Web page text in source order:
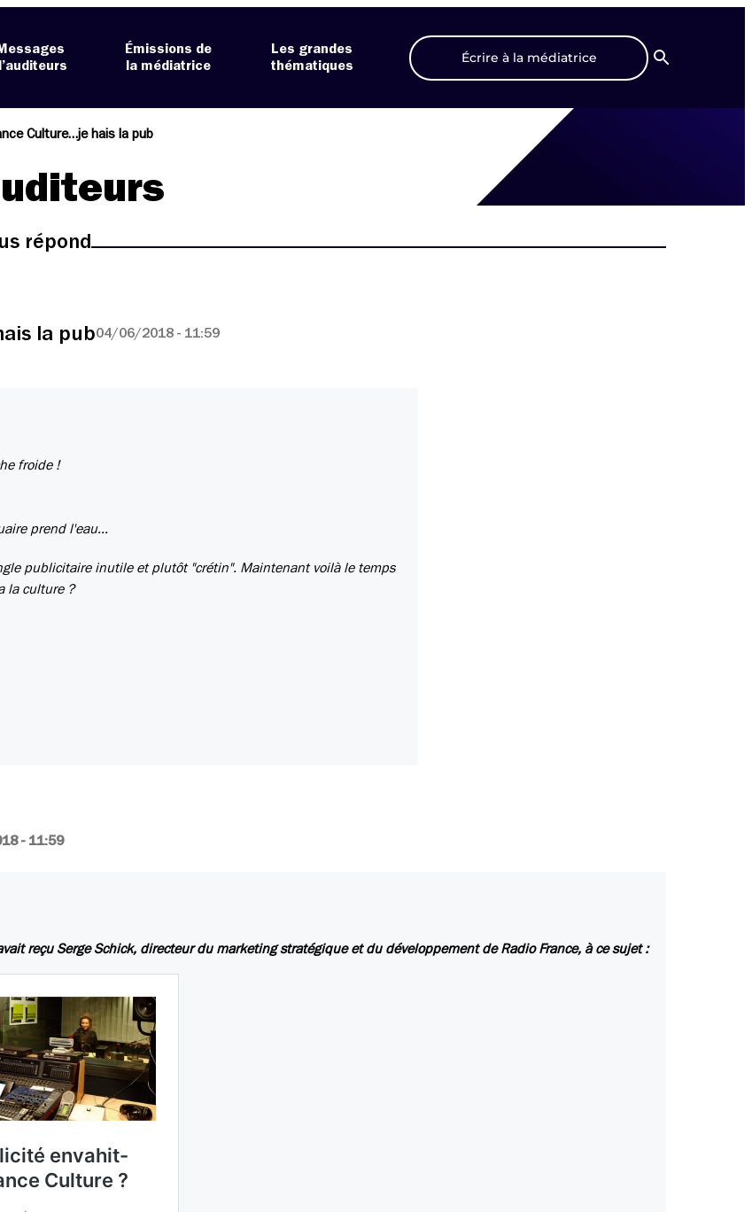
Émissions de
la médiatrice
Les grandes
thématiques
Écrire à la médiatrice
Recherche
Culture…je hais la pub
répond
la pub04/06/2018 - 11:59
froide !
prend l'eau...
publicitaire inutile et plutôt "crétin". Maintenant voilà le temps
la culture ?
- 11:59
reçu Serge Schick, directeur du marketing stratégique et du développement de Radio France, à ce sujet :